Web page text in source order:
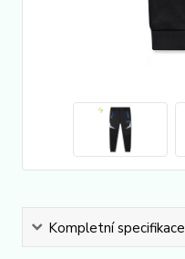
Kompletní specifikace